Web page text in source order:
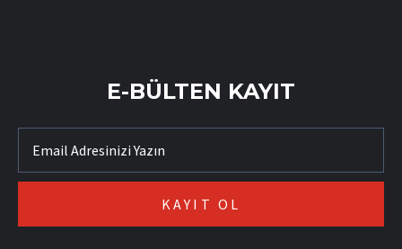
E-BÜLTEN KAYIT